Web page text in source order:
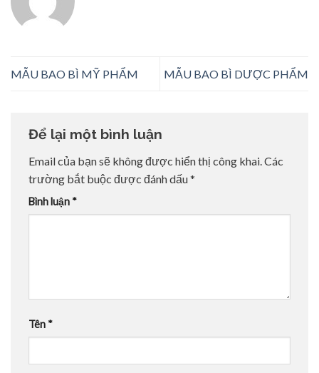
MẪU BAO BÌ MỸ PHẨM MẪU BAO BÌ DƯỢC PHẨM
Để lại một bình luận
Email của bạn sẽ không được hiển thị công khai.Các
trường bắt buộc được đánh dấu*
Bình luận *
Tên *